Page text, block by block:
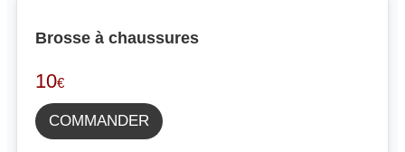
Brosse à chaussures
10€
COMMANDER